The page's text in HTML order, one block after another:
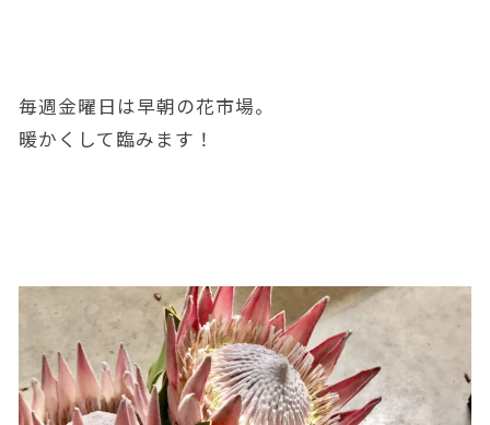
毎週金曜日は早朝の花市場。
暖かくして臨みます！